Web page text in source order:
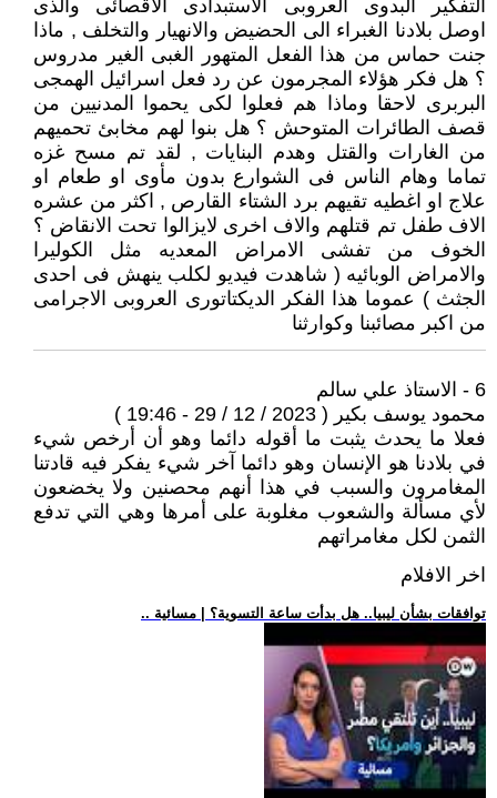
التفكير البدوى العروبى الاستبدادى الاقصائى والذى
اوصل بلادنا الغبراء الى الحضيض والانهيار والتخلف , ماذا
جنت حماس من هذا الفعل المتهور الغبى الغير مدروس
؟ هل فكر هؤلاء المجرمون عن رد فعل اسرائيل الهمجى
البربرى لاحقا وماذا هم فعلوا لكى يحموا المدنيين من
قصف الطائرات المتوحش ؟ هل بنوا لهم مخابئ تحميهم
من الغارات والقتل وهدم البنايات , لقد تم مسح غزه
تماما وهام الناس فى الشوارع بدون مأوى او طعام او
علاج او اغطيه تقيهم برد الشتاء القارص , اكثر من عشره
الاف طفل تم قتلهم والاف اخرى لايزالوا تحت الانقاض ؟
الخوف من تفشى الامراض المعديه مثل الكوليرا
والامراض الوبائيه ( شاهدت فيديو لكلب ينهش فى احدى
الجثث ) عموما هذا الفكر الديكتاتورى العروبى الاجرامى
من اكبر مصائبنا وكوارثنا
6 - الاستاذ علي سالم
محمود يوسف بكير ( 2023 / 12 / 29 - 19:46 )
فعلا ما يحدث يثبت ما أقوله دائما وهو أن أرخص شيء
في بلادنا هو الإنسان وهو دائما آخر شيء يفكر فيه قادتنا
المغامرون والسبب في هذا أنهم محصنين ولا يخضعون
لأي مسألة والشعوب مغلوبة على أمرها وهي التي تدفع
الثمن لكل مغامراتهم
اخر الافلام
.. توافقات بشأن ليبيا.. هل بدأت ساعة التسوية؟ | مسائية